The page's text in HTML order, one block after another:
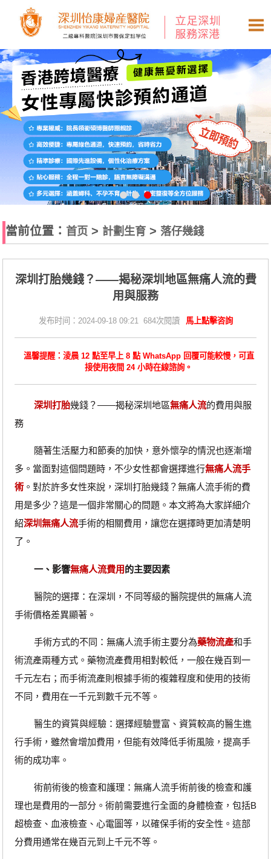
當前位置： 首页 > 計劃生育 >落仔幾錢
深圳打胎幾錢？——揭秘深圳地區無痛人流的費
用與服務
发布时间：2024-09-18 09:21 684次閱讀 馬上點擊咨詢
溫馨提醒：淩晨 12 點至早上 8 點 WhatsApp 回覆可能較慢，可直
接使用夜間 24 小時在線諮詢。
深圳打胎幾錢？——揭秘深圳地區無痛人流的費用與服
務
隨著生活壓力和節奏的加快，意外懷孕的情況也逐漸增
多。當面對這個問題時，不少女性都會選擇進行無痛人流手
術。對於許多女性來說，深圳打胎幾錢？無痛人流手術的費
用是多少？這是一個非常關心的問題。本文將為大家詳細介
紹深圳無痛人流手術的相關費用，讓您在選擇時更加清楚明
了。
一、影響無痛人流費用的主要因素
醫院的選擇：在深圳，不同等級的醫院提供的無痛人流
手術價格差異顯著。
手術方式的不同：無痛人流手術主要分為藥物流產和手
術流產兩種方式。藥物流產費用相對較低，一般在幾百到一
千元左右；而手術流產則根據手術的複雜程度和使用的技術
不同，費用在一千元到數千元不等。
醫生的資質與經驗：選擇經驗豐富、資質較高的醫生進
行手術，雖然會增加費用，但能有效降低手術風險，提高手
術的成功率。
術前術後的檢查和護理：無痛人流手術前後的檢查和護
理也是費用的一部分。術前需要進行全面的身體檢查，包括B
超檢查、血液檢查、心電圖等，以確保手術的安全性。這部
分費用通常在幾百元到上千元不等。